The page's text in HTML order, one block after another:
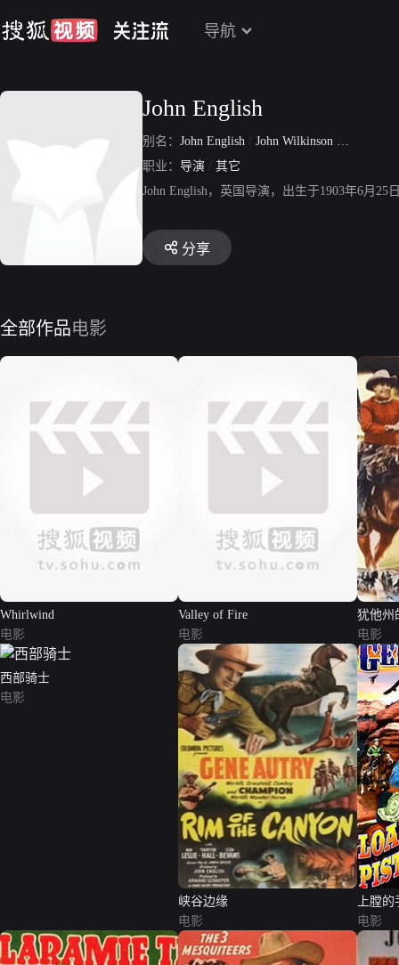
导航
John English
别名： John English / John Wilkinson English
职业： 导演 / 其它
John English，英国导演，出生于1903年6月
分享
全部作品电影
Whirlwind
电影
Valley of Fire
电影
犹他州
电影
西部骑士
电影
峡谷边缘
电影
上膛
电影